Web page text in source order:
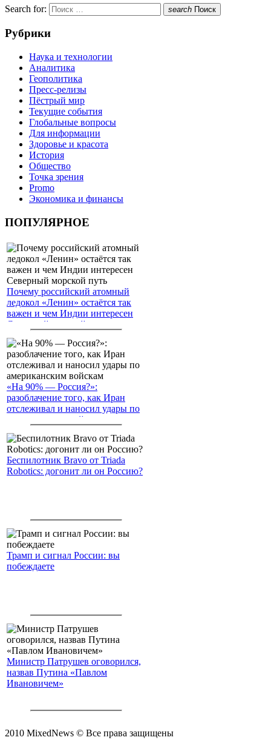
Search for: search Поиск
Рубрики
Наука и технологии
Аналитика
Геополитика
Пресс-релизы
Пёстрый мир
Текущие события
Глобальные вопросы
Для информации
Здоровье и красота
История
Общество
Точка зрения
Promo
Экономика и финансы
ПОПУЛЯРНОЕ
Почему российский атомный
ледокол «Ленин» остаётся так
важен и чем Индии интересен
Северный морской путь
«На 90% — Россия?»:
разоблачение того, как Иран
отслеживал и наносил удары по
американским войскам
Беспилотник Bravo от Triada
Robotics: догонит ли он Россию?
Трамп и сигнал России: вы
побеждаете
Министр Патрушев оговорился,
назвав Путина «Павлом
Ивановичем»
2010 MixedNews © Все права защищены